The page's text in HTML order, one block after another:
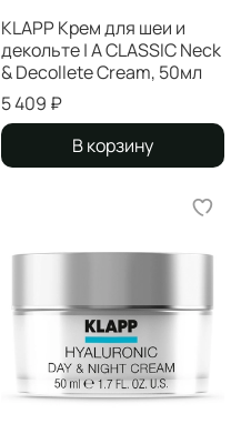
KLAPP Крем для шеи и
декольте | A CLASSIC Neck
& Decollete Cream, 50мл
5 409 ₽
В корзину